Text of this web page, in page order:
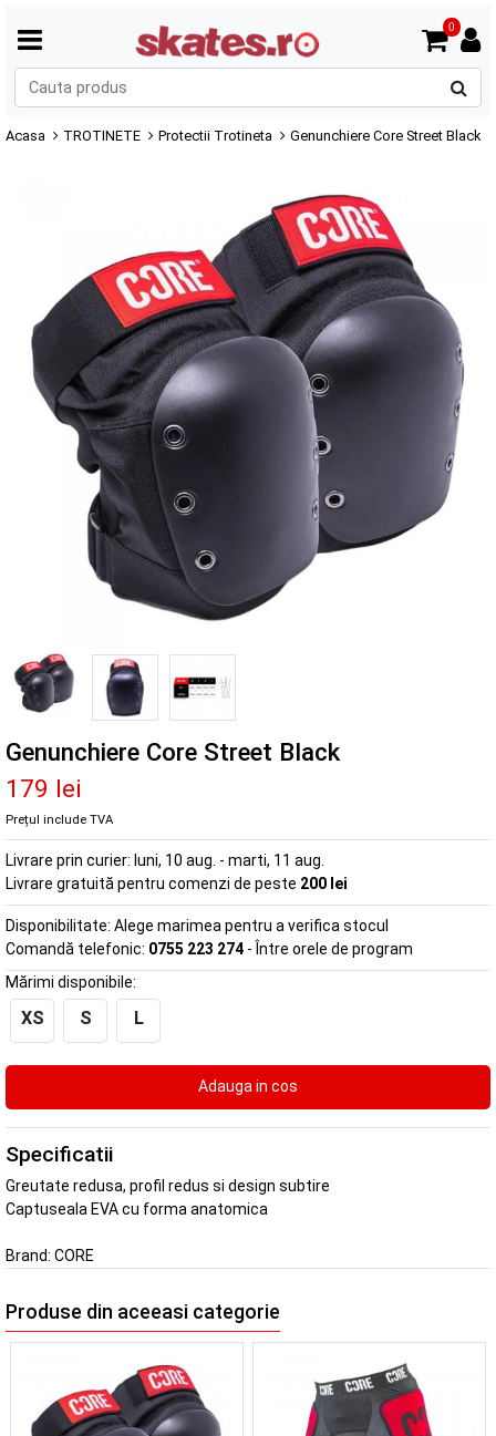
0
Acasa TROTINETE Protectii Trotineta Genunchiere Core Street Black
Genunchiere Core Street Black
179 lei
Prețul include TVA
Livrare prin curier: luni, 10 aug. - marti, 11 aug.
Livrare gratuită pentru comenzi de peste 200 lei
Disponibilitate: Alege marimea pentru a verifica stocul
Comandă telefonic: 0755 223 274 - Între orele de program
Mărimi disponibile:
XS S L
Specificatii
Greutate redusa, profil redus si design subtire
Captuseala EVA cu forma anatomica
Brand: CORE
Produse din aceeasi categorie